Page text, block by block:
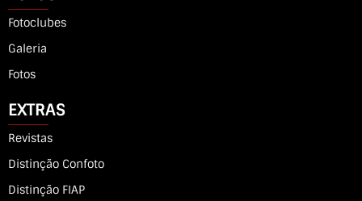
Fotoclubes
Galeria
Fotos
EXTRAS
Revistas
Distinção Confoto
Distinção FIAP